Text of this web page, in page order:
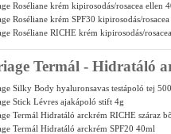
Roséliane krém kipirosodás/rosacea ellen
Roséliane krém SPF30 kipirosodás/
Roséliane RICHE krém kipirosodás/
Termál - Hidratáló
Silky Body hyaluronsavas testápoló tej
Stick Lévres ajakápoló stift 4g
Termál Hidratáló arckrém RICHE száraz
Termál Hidratáló arckrém SPF20 40ml